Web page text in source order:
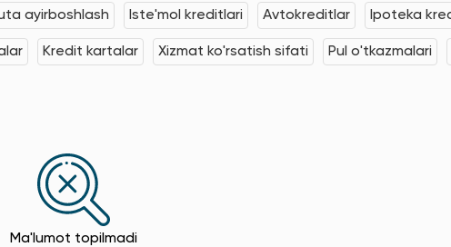
ayirboshlash Iste'mol kreditlari Avtokreditlar Ipoteka
Kredit kartalar Xizmat ko'rsatish sifati Pul o'tkazmalari
Ma'lumot topilmadi